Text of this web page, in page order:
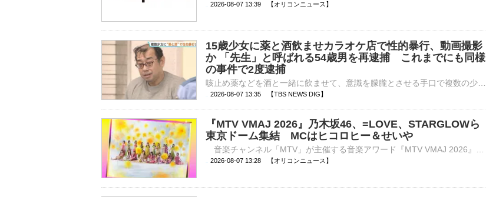
2026-08-07 13:39 【オリコンニュース】
15歳少女に薬と酒飲ませカラオケ店で性的暴行、動画撮影
か 「先生」と呼ばれる54歳男を再逮捕 これまでにも同様
の事件で2度逮捕
2026-08-07 13:35 【TBS NEWS DIG】
『MTV VMAJ 2026』乃木坂46、=LOVE、STARGLOWら
東京ドーム集結 MCはヒコロヒー＆せいや
2026-08-07 13:28 【オリコンニュース】